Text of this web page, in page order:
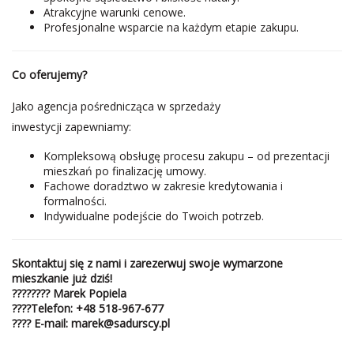
Atrakcyjne warunki cenowe.
Profesjonalne wsparcie na każdym etapie zakupu.
Co oferujemy?
Jako agencja pośrednicząca w sprzedaży
inwestycji zapewniamy:
Kompleksową obsługę procesu zakupu – od prezentacji
mieszkań po finalizację umowy.
Fachowe doradztwo w zakresie kredytowania i
formalności.
Indywidualne podejście do Twoich potrzeb.
Skontaktuj się z nami i zarezerwuj swoje wymarzone
mieszkanie już dziś!
????‍???? Marek Popiela
????Telefon: +48 518-967-677
???? E-mail: marek@sadurscy.pl